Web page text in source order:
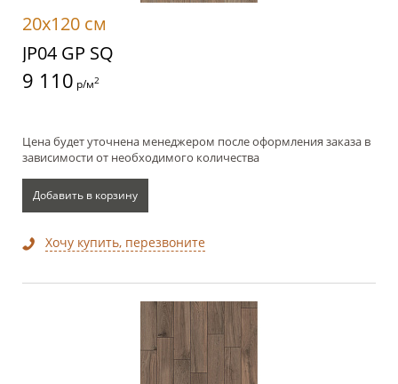
20x120 см
JP04 GP SQ
9 110 р/м2
Цена будет уточнена менеджером после оформления заказа в
зависимости от необходимого количества
Добавить в корзину
Хочу купить, перезвоните